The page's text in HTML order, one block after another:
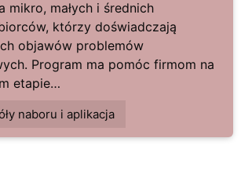
mikro, małych i średnich
którzy doświadczają
objawów problemów
Program ma pomóc firmom na
etapie…
naboru i aplikacja